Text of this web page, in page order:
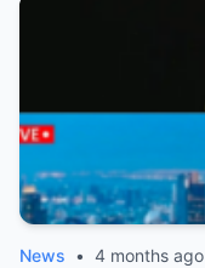
News • 4 months ago